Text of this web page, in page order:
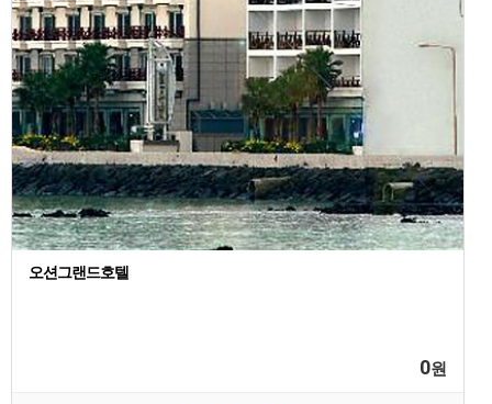
오션그랜드호텔
0원